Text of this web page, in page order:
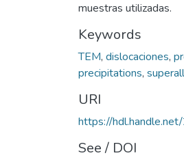
muestras utilizadas.
Keywords
TEM, dislocaciones,
precipitations,
URI
https://
See / DOI